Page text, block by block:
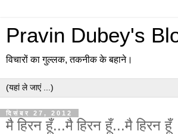
Pravin Dubey's
विचारों का गुल्लक, तकनीक के बहाने।
दिसंबर 27, 2012
मै हिरन हूँ...मै हिरन हूँ...मै हिरन हूँ